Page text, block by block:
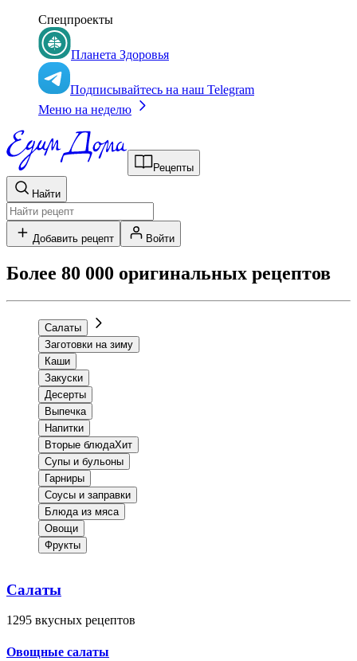
Спецпроекты
Планета Здоровья
Подписывайтесь на наш Telegram
Меню на неделю
Рецепты
Найти
Добавить рецепт Войти
Более 80 000 оригинальных рецептов
Салаты
Заготовки на зиму
Каши
Закуски
Десерты
Выпечка
Напитки
Вторые блюдаХит
Супы и бульоны
Гарниры
Соусы и заправки
Блюда из мяса
Овощи
Фрукты
Салаты
1295 вкусных рецептов
Овощные салаты